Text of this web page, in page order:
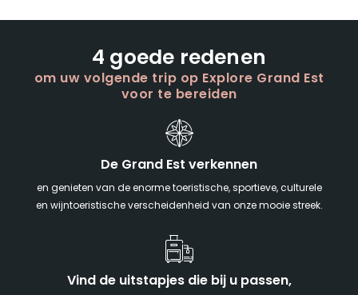
4 goede redenen
om uw volgende trip op Explore Grand Est
voor te bereiden
De Grand Est verkennen
en genieten van de enorme toeristische, sportieve, culturele
en wijntoeristische verscheidenheid van onze mooie streek.
Vind de uitstapjes die bij u passen,